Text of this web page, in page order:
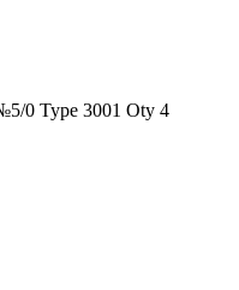
0 Type 3001 Oty 4